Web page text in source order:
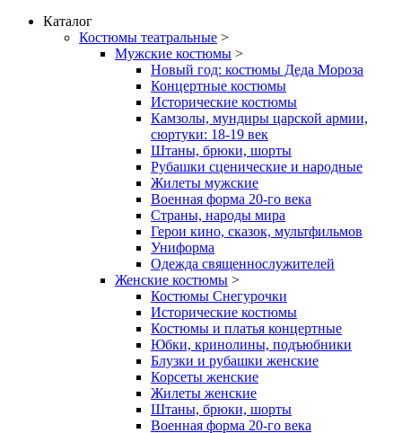
Каталог
Костюмы театральные >
Мужские костюмы >
Новый год: костюмы Деда Мороза
Концертные костюмы
Исторические костюмы
Камзолы, мундиры царской армии,
сюртуки: 18-19 век
Штаны, брюки, шорты
Рубашки сценические и народные
Жилеты мужские
Военная форма 20-го века
Страны, народы мира
Герои кино, сказок, мультфильмов
Униформа
Одежда священнослужителей
Женские костюмы >
Костюмы Снегурочки
Исторические костюмы
Костюмы и платья концертные
Юбки, кринолины, подъюбники
Блузки и рубашки женские
Корсеты женские
Жилеты женские
Штаны, брюки, шорты
Военная форма 20-го века